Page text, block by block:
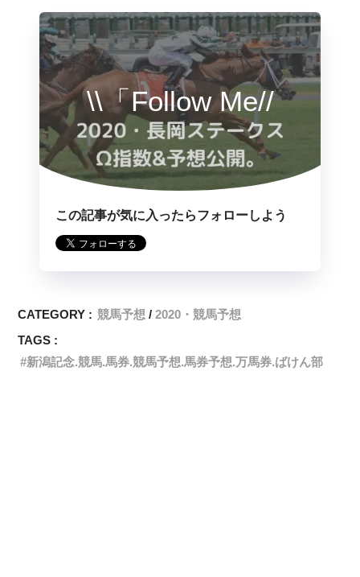
\\「Follow Me//
この記事が気に入ったらフォローしよう
CATEGORY : 競馬予想
2020・競馬予想
TAGS :
新潟記念.競馬.馬券.競馬予想.馬券予想.万馬券.ばけん部